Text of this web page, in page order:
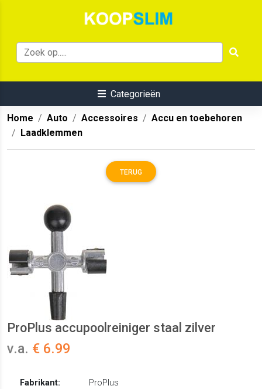
Categorieën
Home Auto Accessoires
Accu en toebehoren
Laadklemmen
TERUG
ProPlus accupoolreiniger staal zilver
v.a. € 6.99
Fabrikant:
ProPlus